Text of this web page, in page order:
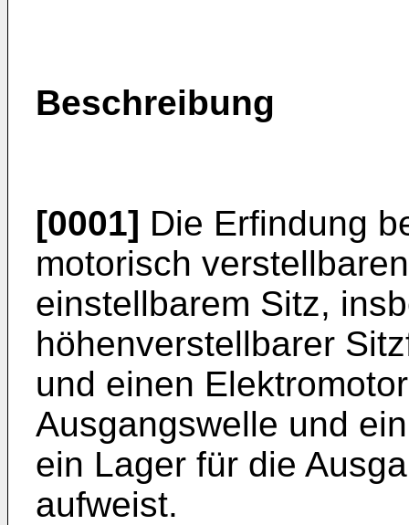
Beschreibung
[0001] Die Erfindung
motorisch
einstellbarem Sitz,
höhenverstellbarer
und einen
Ausgangswelle und
ein Lager für die
aufweist.